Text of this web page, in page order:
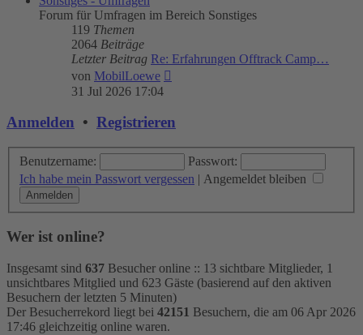
Forum für Umfragen im Bereich Sonstiges
119 Themen
2064 Beiträge
Letzter Beitrag Re: Erfahrungen Offtrack Camp…
von MobilLoewe
31 Jul 2026 17:04
Anmelden • Registrieren
Benutzername:
Passwort:
Ich habe mein Passwort vergessen | Angemeldet bleiben
Wer ist online?
Insgesamt sind 637 Besucher online :: 13 sichtbare Mitglieder, 1
unsichtbares Mitglied und 623 Gäste (basierend auf den aktiven
Besuchern der letzten 5 Minuten)
Der Besucherrekord liegt bei 42151 Besuchern, die am 06 Apr 2026
17:46 gleichzeitig online waren.